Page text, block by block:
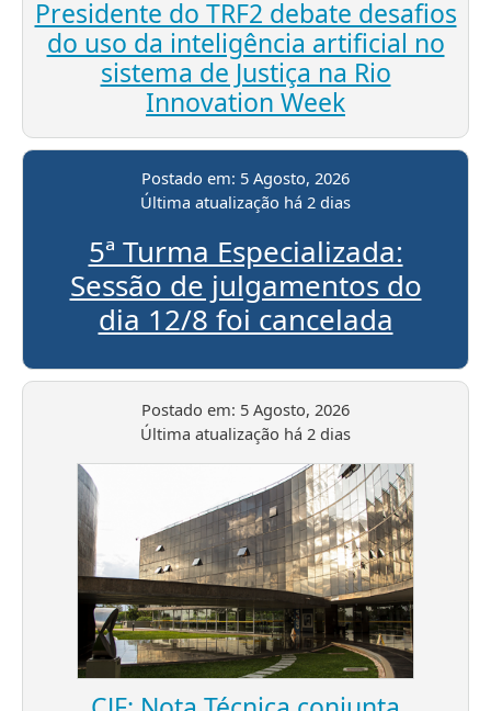
Presidente do TRF2 debate desafios
do uso da inteligência artificial no
sistema de Justiça na Rio
Innovation Week
Postado em: 5 Agosto, 2026
Última atualização há 2 dias
5ª Turma Especializada:
Sessão de julgamentos do
dia 12/8 foi cancelada
Postado em: 5 Agosto, 2026
Última atualização há 2 dias